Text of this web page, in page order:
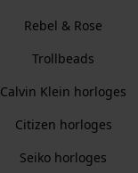
Rebel & Rose
Trollbeads
Calvin Klein horloges
Citizen horloges
Seiko horloges